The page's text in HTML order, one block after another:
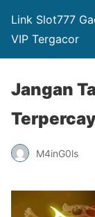
Link Slot777
VIP Tergacor
Jangan
M4inG0ls